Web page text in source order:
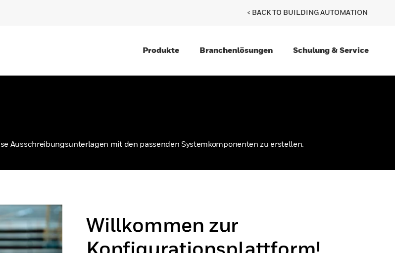
< BACK TO BUILDING AUTOMATION
Produkte Branchenlösungen Schulung & Service
Ausschreibungsunterlagen mit den passenden Systemkomponenten zu erstellen.
Willkommen zur
Konfigurationsplattform!